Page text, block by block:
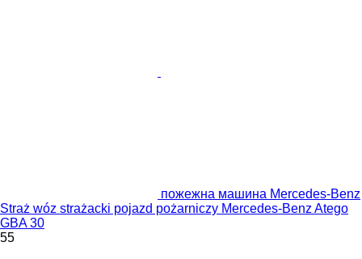
пожежна машина Mercedes-Benz
Straż wóz strażacki pojazd pożarniczy Mercedes-Benz Atego
GBA 30
55